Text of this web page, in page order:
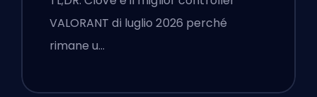
VALORANT di luglio 2026 perché
rimane u…